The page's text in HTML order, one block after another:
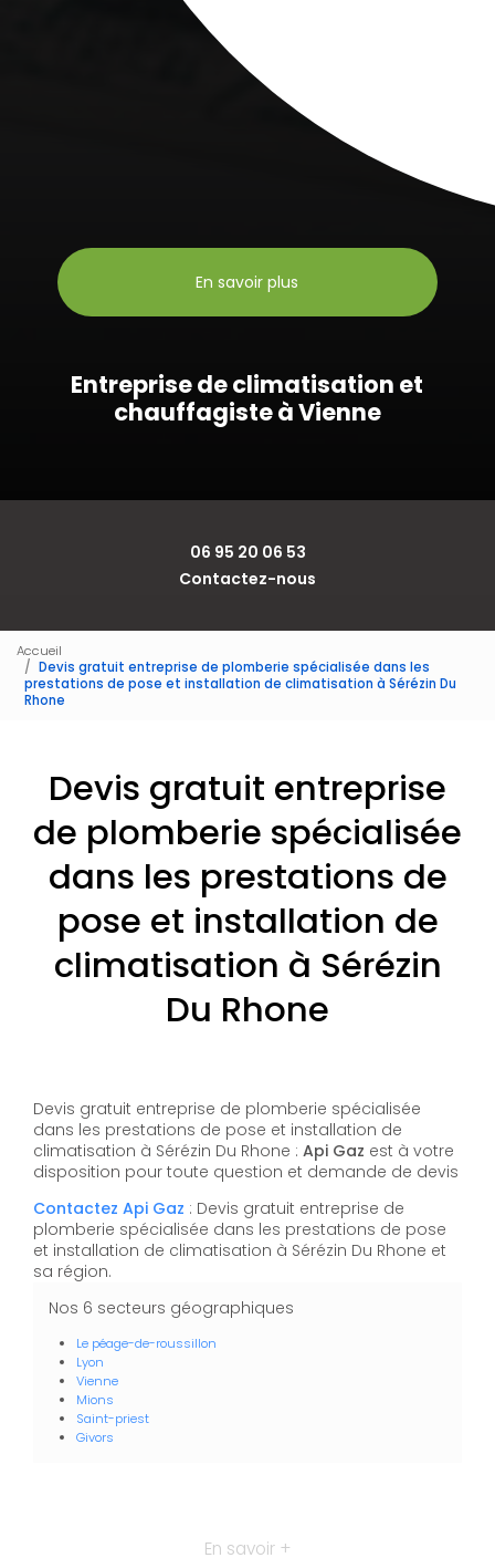
En savoir plus
Entreprise de climatisation et
chauffagiste à Vienne
06 95 20 06 53
Contactez-nous
Accueil
Devis gratuit entreprise de plomberie spécialisée dans les
prestations de pose et installation de climatisation à Sérézin Du
Rhone
Devis gratuit entreprise
de plomberie spécialisée
dans les prestations de
pose et installation de
climatisation à Sérézin
Du Rhone
Devis gratuit entreprise de plomberie spécialisée
dans les prestations de pose et installation de
climatisation à Sérézin Du Rhone : Api Gaz est à votre
disposition pour toute question et demande de devis
Contactez Api Gaz : Devis gratuit entreprise de
plomberie spécialisée dans les prestations de pose
et installation de climatisation à Sérézin Du Rhone et
sa région.
Nos 6 secteurs géographiques
Le péage-de-roussillon
Lyon
Vienne
Mions
Saint-priest
Givors
En savoir +